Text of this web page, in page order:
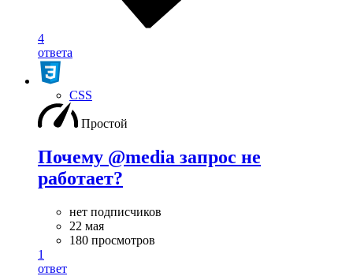
4
ответа
CSS
Простой
Почему @media запрос не
работает?
нет подписчиков
22 мая
180 просмотров
1
ответ